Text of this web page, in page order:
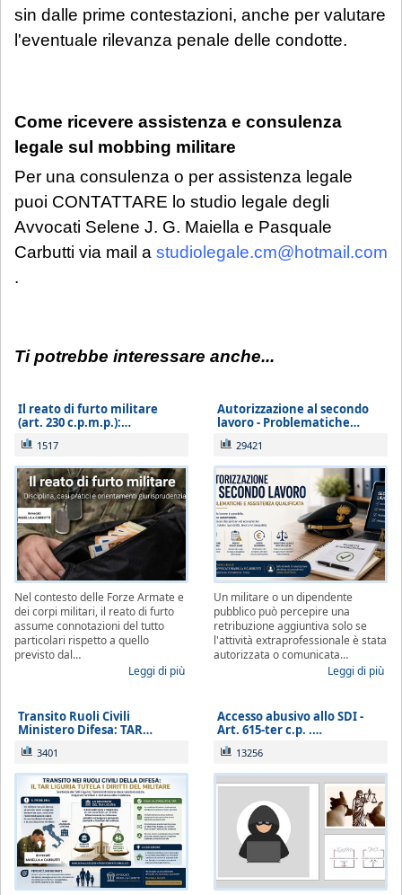
sin dalle prime contestazioni, anche per valutare
l'eventuale rilevanza penale delle condotte.
Come ricevere assistenza e consulenza
legale sul mobbing militare
Per una consulenza o per assistenza legale
puoi CONTATTARE lo studio legale degli
Avvocati Selene J. G. Maiella e Pasquale
Carbutti via mail a studiolegale.cm@hotmail.com
.
Ti potrebbe interessare anche...
Il reato di furto militare
(art. 230 c.p.m.p.):…
1517
Nel contesto delle Forze Armate e
dei corpi militari, il reato di furto
assume connotazioni del tutto
particolari rispetto a quello
previsto dal…
Leggi di più
Autorizzazione al secondo
lavoro - Problematiche…
29421
Un militare o un dipendente
pubblico può percepire una
retribuzione aggiuntiva solo se
l'attività extraprofessionale è stata
autorizzata o comunicata…
Leggi di più
Transito Ruoli Civili
Ministero Difesa: TAR…
3401
Accesso abusivo allo SDI -
Art. 615-ter c.p. .…
13256